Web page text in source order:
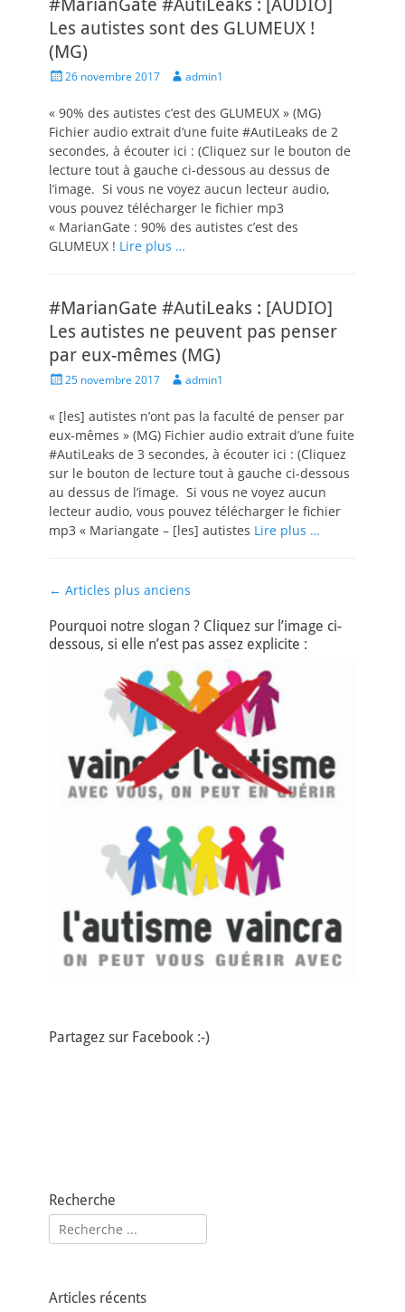
#MarianGate #AutiLeaks : [AUDIO]
Les autistes sont des GLUMEUX !
(MG)
Posted26 novembre 2017 Author
admin1
« 90% des autistes c’est des GLUMEUX » (MG)
Fichier audio extrait d’une fuite #AutiLeaks de 2
secondes, à écouter ici : (Cliquez sur le bouton de
lecture tout à gauche ci-dessous au dessus de
l’image. Si vous ne voyez aucun lecteur audio,
vous pouvez télécharger le fichier mp3
« MarianGate : 90% des autistes c’est des
GLUMEUX ! Lire plus …
#MarianGate #AutiLeaks : [AUDIO]
Les autistes ne peuvent pas penser
par eux-mêmes (MG)
Posted25 novembre 2017 Author
admin1
« [les] autistes n’ont pas la faculté de penser par
eux-mêmes » (MG) Fichier audio extrait d’une fuite
#AutiLeaks de 3 secondes, à écouter ici : (Cliquez
sur le bouton de lecture tout à gauche ci-dessous
au dessus de l’image. Si vous ne voyez aucun
lecteur audio, vous pouvez télécharger le fichier
mp3 « Mariangate – [les] autistes Lire plus …
Navigation
articles
← Articles plus anciens
Pourquoi notre slogan ? Cliquez sur l’image ci-
dessous, si elle n’est pas assez explicite :
Partagez sur Facebook :-)
Recherche
Rechercher :
Articles récents